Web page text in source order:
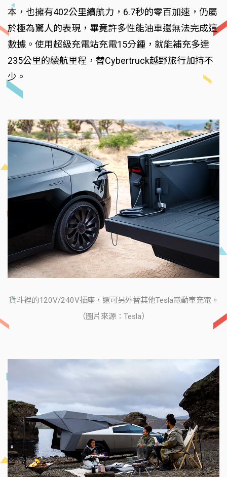
本，也擁有402公里續航力，6.7秒的零百加速，仍屬
於極為驚人的表現，畢竟許多性能油車還無法完成這
數據。使用超級充電站充電15分鍾，就能補充多達
235公里的續航里程，替Cybertruck越野旅行加持不
少。
貨斗裡的120V/240V插座，還可另外替其他Tesla電動車充電。
（圖片來源：Tesla）